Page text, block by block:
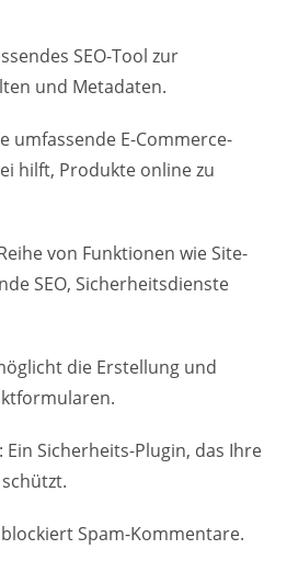
SEO-Tool zur
und Metadaten.
umfassende E-Commerce-
hilft, Produkte online zu
von Funktionen wie Site-
SEO, Sicherheitsdienste
die Erstellung und
Sicherheits-Plugin, das Ihre
Spam-Kommentare.